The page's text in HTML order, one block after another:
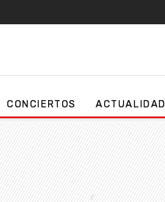
CONCIERTOS ACTUALIDAD